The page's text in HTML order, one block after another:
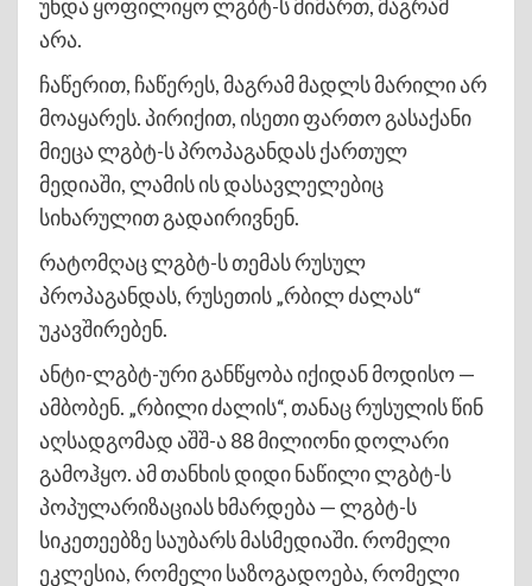
უნდა ყოფილიყო ლგბტ-ს მიმართ, მაგრამ
არა.
ჩაწერით, ჩაწერეს, მაგრამ მადლს მარილი არ
მოაყარეს. პირიქით, ისეთი ფართო გასაქანი
მიეცა ლგბტ-ს პროპაგანდას ქართულ
მედიაში, ლამის ის დასავლელებიც
სიხარულით გადაირივნენ.
რატომღაც ლგბტ-ს თემას რუსულ
პროპაგანდას, რუსეთის „რბილ ძალას“
უკავშირებენ.
ანტი-ლგბტ-ური განწყობა იქიდან მოდისო —
ამბობენ. „რბილი ძალის“, თანაც რუსულის წინ
აღსადგომად აშშ-ა 88 მილიონი დოლარი
გამოჰყო. ამ თანხის დიდი ნაწილი ლგბტ-ს
პოპულარიზაციას ხმარდება — ლგბტ-ს
სიკეთეებზე საუბარს მასმედიაში. რომელი
ეკლესია, რომელი საზოგადოება, რომელი